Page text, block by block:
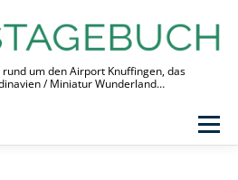
um den Airport Knuffingen, das
/ Miniatur Wunderland…
Menü